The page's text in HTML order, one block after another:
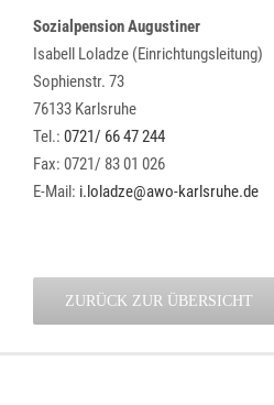
Sozialpension Augustiner
Isabell Loladze (Einrichtungsleitung)
Sophienstr. 73
76133 Karlsruhe
Tel.: 0721/ 66 47 244
Fax: 0721/ 83 01 026
E-Mail: i.loladze@awo-karlsruhe.de
ZURÜCK ZUR ÜBERSICHT